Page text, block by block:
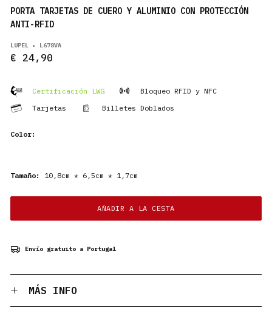
PORTA TARJETAS DE CUERO Y ALUMINIO CON PROTECCIÓN
ANTI-RFID
LUPEL • L678VA
€ 24,90
Certificación LWG
Bloqueo RFID y NFC
Tarjetas
Billetes Doblados
Color:
Tamaño: 10,8cm * 6,5cm * 1,7cm
AÑADIR A LA CESTA
Envío gratuito a Portugal
MÁS INFO